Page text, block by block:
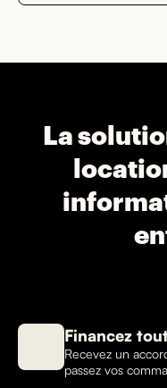
La
Financez
Recevez un
passez vos